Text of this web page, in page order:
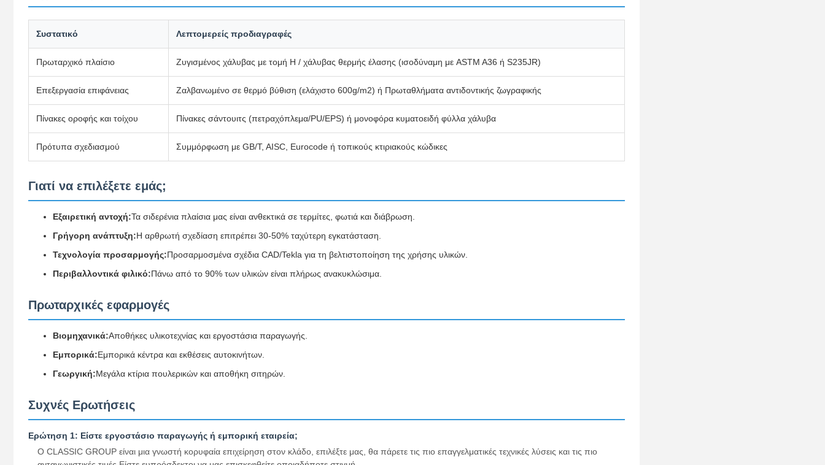
Συστατικό Λεπτομερείς προδιαγραφές
Πρωταρχικό πλαίσιο Ζυγισμένος χάλυβας με τομή H / χάλυβας θερμής έλασης (ισοδύναμη με ASTM A36 ή S235JR)
Επεξεργασία επιφάνειας Ζαλβανωμένο σε θερμό βύθιση (ελάχιστο 600g/m2) ή Πρωταθλήματα αντιδοντικής ζωγραφικής
Πίνακες οροφής και τοίχου Πίνακες σάντουιτς (πετραχόπλεμα/PU/EPS) ή μονοφόρα κυματοειδή φύλλα χάλυβα
Πρότυπα σχεδιασμού Συμμόρφωση με GB/T, AISC, Eurocode ή τοπικούς κτιριακούς κώδικες
Γιατί να επιλέξετε εμάς;
Εξαιρετική αντοχή:Τα σιδερένια πλαίσια μας είναι ανθεκτικά σε τερμίτες, φωτιά και διάβρωση.
Γρήγορη ανάπτυξη:Η αρθρωτή σχεδίαση επιτρέπει 30-50% ταχύτερη εγκατάσταση.
Τεχνολογία προσαρμογής:Προσαρμοσμένα σχέδια CAD/Tekla για τη βελτιστοποίηση της χρήσης υλικών.
Περιβαλλοντικά φιλικό:Πάνω από το 90% των υλικών είναι πλήρως ανακυκλώσιμα.
Πρωταρχικές εφαρμογές
Βιομηχανικά:Αποθήκες υλικοτεχνίας και εργοστάσια παραγωγής.
Εμπορικά:Εμπορικά κέντρα και εκθέσεις αυτοκινήτων.
Γεωργική:Μεγάλα κτίρια πουλερικών και αποθήκη σιτηρών.
Συχνές Ερωτήσεις
Ερώτηση 1: Είστε εργοστάσιο παραγωγής ή εμπορική εταιρεία;
Ο CLASSIC GROUP είναι μια γνωστή κορυφαία επιχείρηση στον κλάδο, επιλέξτε μας, θα πάρετε τις πιο επαγγελματικές τεχνικές λύσεις και τις πιο